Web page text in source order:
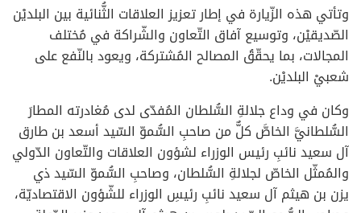
وتأتي هذه الزّيارة في إطار تعزيز العلاقات الثُّنائية بين البلديْن
الصّديقيْن، وتوسيع آفاق التّعاون والشّراكة في مُختلف
المجالات، بما يحقّقُ المصالح المُشتركة، ويعود بالنّفع على
شعبيْ البلديْن.
وكان في وداع جلالةِ السُّلطان المُفدّى لدى مُغادرته المطارَ
السُّلطانيَّ الخاصَّ كلٌّ من صاحبِ السُّموّ السّيد أسعد بن طارق
آل سعيد نائبِ رئيس الوزراء لشؤون العلاقات والتّعاون الدّولي
والمُمثّل الخاصّ لجلالةِ السُّلطان، وصاحبِ السُّموّ السّيد ذي
يزن بن هيثم آل سعيد نائبِ رئيسِ الوزراء للشّؤون الاقتصاديّة،